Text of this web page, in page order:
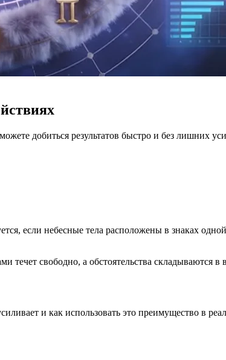
добиться результатов быстро и без лишних
если небесные тела расположены в знаках
свободно, а обстоятельства складываются в
и как использовать это преимущество в